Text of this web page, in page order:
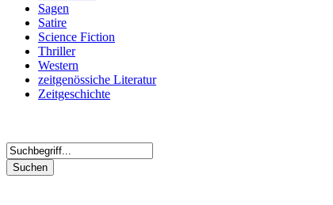
Sagen
Satire
Science Fiction
Thriller
Western
zeitgenössiche Literatur
Zeitgeschichte